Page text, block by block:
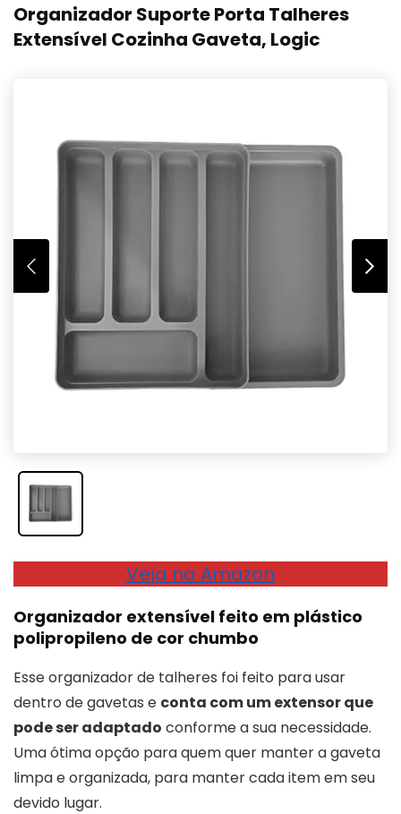
Organizador Suporte Porta Talheres
Extensível Cozinha Gaveta, Logic
Veja na Amazon
Organizador extensível feito em plástico
polipropileno de cor chumbo
Esse organizador de talheres foi feito para usar
dentro de gavetas e conta com um extensor que
pode ser adaptado conforme a sua necessidade.
Uma ótima opção para quem quer manter a gaveta
limpa e organizada, para manter cada item em seu
devido lugar.